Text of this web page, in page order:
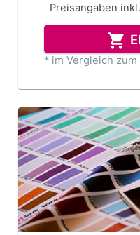
Preisangaben
* im Vergleich